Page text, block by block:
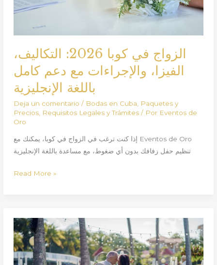
الزواج في كوبا 2026: التكاليف،
الفيزا، والإجراءات مع دعم كامل
باللغة الإنجليزية
Deja un comentario / Bodas en Cuba
Paquetes y
Precios, Requisitos Legales y Trámites/ Por Eventos de
Oro
إذا كنت ترغب في الزواج في كوبا، يمكنك مع Eventos de Oro
تنظيم حفل زفافك بدون أي ضغوط، مع مساعدة باللغة الإنجليزية
دعم
باللغة
الإنجليزية
Read More »
Elegant
weddings
with
symbolic